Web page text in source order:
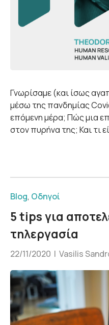
Γνωρίσαμε (και ίσως
μέσω της πανδημίας
επόμενη μέρα; Πώς μια
στον πυρήνα της; Και τι
Blog, Οδηγοί
5 tips για
τηλεργασία
22/11/2020 | Vasilis